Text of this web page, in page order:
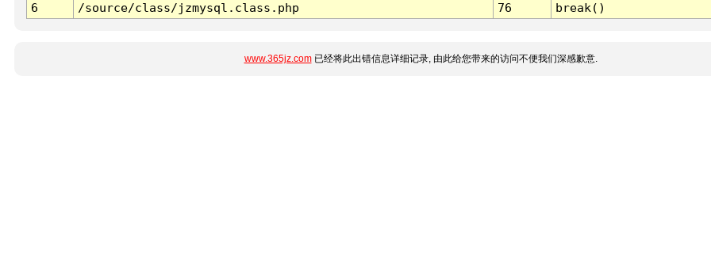
6
/source/class/jzmysql.class.php 76 break()
www.365jz.com已经将此出错信息详细记录, 由此给您带来的访问不便我们深感歉意.